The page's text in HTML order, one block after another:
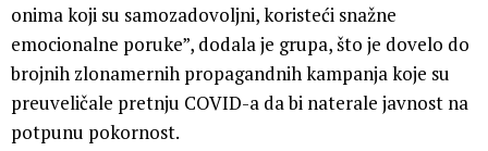
onima koji su samozadovoljni, koristeći snažne
emocionalne poruke”, dodala je grupa, što je dovelo do
brojnih zlonamernih propagandnih kampanja koje su
preuveličale pretnju COVID-a da bi naterale javnost na
potpunu pokornost.